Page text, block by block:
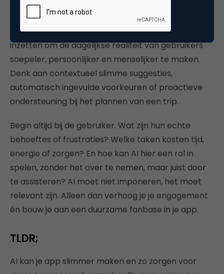
het juiste moment waarde toevoegt. Airbnb
begrijpt dat goed. Hun visie op een “everything app”
draait niet om nóg meer functies, maar om AI
inzetten om de dagelijkse realiteit van gebruikers
soepeler, persoonlijker en menselijker te maken.
Denk aan contextueel slimme suggesties,
automatisch ingevulde voorkeuren of proactieve
ondersteuning bij het plannen van een trip.
Begin altijd bij de gebruiker. Wat zijn hun echte
behoeftes of frustraties? Welke taken kosten tijd,
energie of zorgen? En hoe kan AI hier een rol in
spelen, zonder het over te nemen, maar juist door
te assisteren? AI moet niet imponeren, het moet
relevant zijn. Alleen dan verhoog je je engagement
én bouw je aan een duurzame fanbase in je app.
TLDR;
AI kan je app slimmer maken en zo zorgen voor